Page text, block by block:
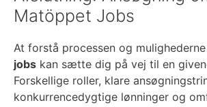
Matöppet Jobs
At forstå processen og
jobs kan sætte dig på vej til en
Forskellige roller, klare
konkurrencedygtige lønninger og